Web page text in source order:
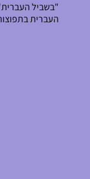
"בשביל
העברית